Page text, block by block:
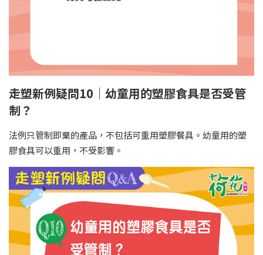
走塑新例疑問10｜幼童用的塑膠食具是否受管
制？
法例只管制即棄的產品，不包括可重用塑膠餐具。幼童用的塑
膠食具可以重用，不受影響。